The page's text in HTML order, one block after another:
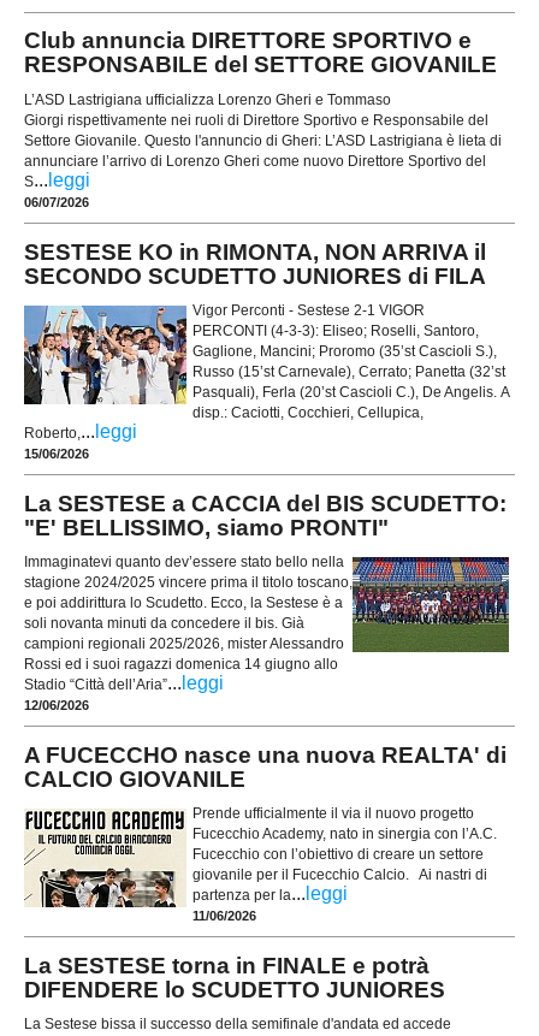
Club annuncia DIRETTORE SPORTIVO e
RESPONSABILE del SETTORE GIOVANILE
L’ASD Lastrigiana ufficializza Lorenzo Gheri e Tommaso
Giorgi rispettivamente nei ruoli di Direttore Sportivo e Responsabile del
Settore Giovanile. Questo l'annuncio di Gheri: L’ASD Lastrigiana è lieta di
annunciare l’arrivo di Lorenzo Gheri come nuovo Direttore Sportivo del
S... leggi
06/07/2026
SESTESE KO in RIMONTA, NON ARRIVA il
SECONDO SCUDETTO JUNIORES di FILA
Vigor Perconti - Sestese 2-1 VIGOR
PERCONTI (4-3-3): Eliseo; Roselli, Santoro,
Gaglione, Mancini; Proromo (35’st Cascioli S.),
Russo (15’st Carnevale), Cerrato; Panetta (32’st
Pasquali), Ferla (20’st Cascioli C.), De Angelis. A
disp.: Caciotti, Cocchieri, Cellupica,
Roberto,... leggi
15/06/2026
La SESTESE a CACCIA del BIS SCUDETTO:
"E' BELLISSIMO, siamo PRONTI"
Immaginatevi quanto dev’essere stato bello nella
stagione 2024/2025 vincere prima il titolo toscano,
e poi addirittura lo Scudetto. Ecco, la Sestese è a
soli novanta minuti da concedere il bis. Già
campioni regionali 2025/2026, mister Alessandro
Rossi ed i suoi ragazzi domenica 14 giugno allo
Stadio “Città dell’Aria”... leggi
12/06/2026
A FUCECCHO nasce una nuova REALTA' di
CALCIO GIOVANILE
Prende ufficialmente il via il nuovo progetto
Fucecchio Academy, nato in sinergia con l’A.C.
Fucecchio con l’obiettivo di creare un settore
giovanile per il Fucecchio Calcio. Ai nastri di
partenza per la... leggi
11/06/2026
La SESTESE torna in FINALE e potrà
DIFENDERE lo SCUDETTO JUNIORES
La Sestese bissa il successo della semifinale d'andata ed accede